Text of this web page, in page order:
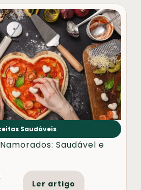
Saudáveis
Saudável e
Ler artigo